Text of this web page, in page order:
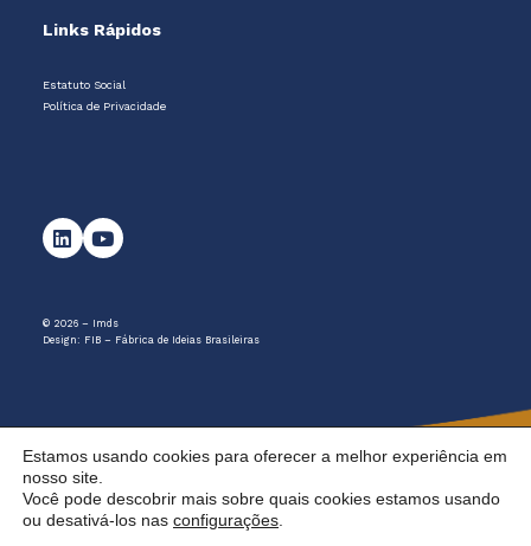
Links Rápidos
Estatuto Social
Política de Privacidade
© 2026 – Imds
Design: FIB – Fábrica de Ideias Brasileiras
Estamos usando cookies para oferecer a melhor experiência em
nosso site.
Você pode descobrir mais sobre quais cookies estamos usando
ou desativá-los nas configurações